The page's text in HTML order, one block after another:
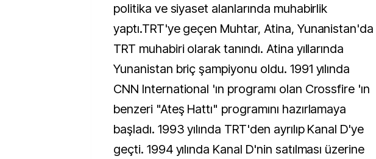
politika ve siyaset alanlarında muhabirlik
yaptı.TRT'ye geçen Muhtar, Atina, Yunanistan'da
TRT muhabiri olarak tanındı. Atina yıllarında
Yunanistan briç şampiyonu oldu. 1991 yılında
CNN International 'ın programı olan Crossfire 'ın
benzeri "Ateş Hattı" programını hazırlamaya
başladı. 1993 yılında TRT'den ayrılıp Kanal D'ye
geçti. 1994 yılında Kanal D'nin satılması üzerine